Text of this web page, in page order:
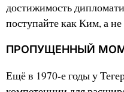
достижимость
поступайте как Ким, а
ПРОПУЩЕННЫЙ
Ещё в 1970-е годы у